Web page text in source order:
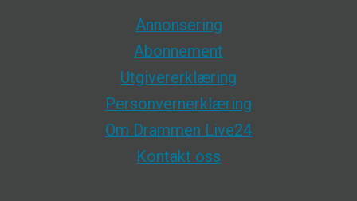
Annonsering
Abonnement
Utgivererklæring
Personvernerklæring
Om Drammen Live24
Kontakt oss